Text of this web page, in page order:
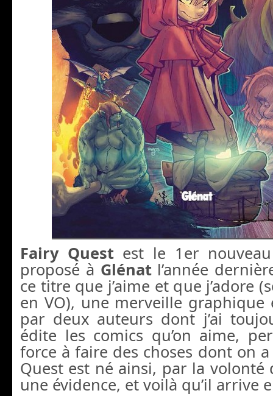
Fairy Quest est le 1er
proposé à Glénatl’année
ce titre que j’aime et que j’adore
en VO), une merveille graphique
par deux auteurs dont j’ai
édite les comics qu’on aime,
force à faire des choses dont on
Quest est né ainsi, par la volonté
une évidence, et voilà qu’il arrive